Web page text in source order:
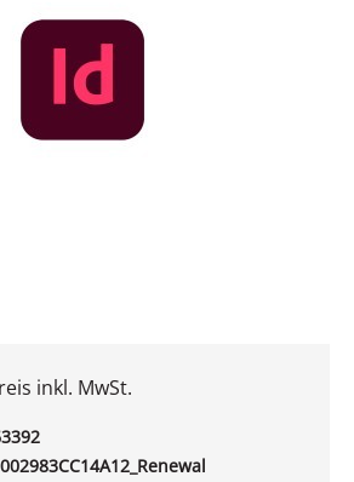
inkl. MwSt.